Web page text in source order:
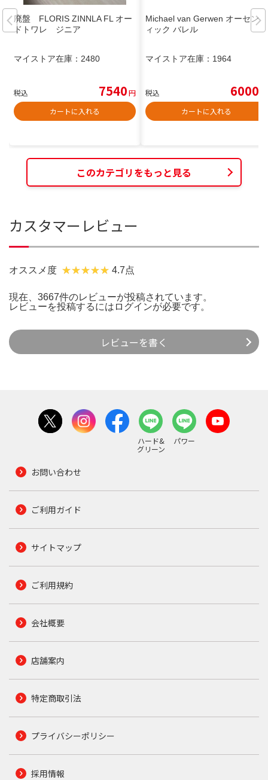
廃盤 FLORIS ZINNLA FL オー
ドトワレ ジニア
マイストア在庫： 2480
税込 7540円
カートに入れる
Michael van Gerwen オーセンテ
ィック バレル
マイストア在庫： 1964
税込 6000
カートに入れる
このカテゴリをもっと見る
カスタマーレビュー
オススメ度 4.7点
現在、3667件のレビューが投稿されています。
レビューを投稿するには ログインが必要です。
レビューを書く
ハード&
グリーン
パワー
お問い合わせ
ご利用ガイド
サイトマップ
ご利用規約
会社概要
店舗案内
特定商取引法
プライバシーポリシー
採用情報